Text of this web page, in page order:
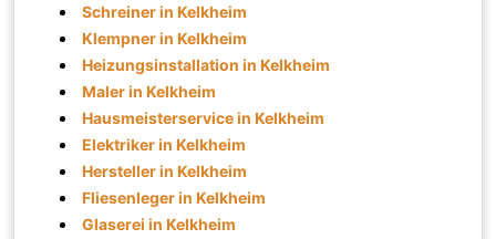
Schreiner in Kelkheim
Klempner in Kelkheim
Heizungsinstallation in Kelkheim
Maler in Kelkheim
Hausmeisterservice in Kelkheim
Elektriker in Kelkheim
Hersteller in Kelkheim
Fliesenleger in Kelkheim
Glaserei in Kelkheim